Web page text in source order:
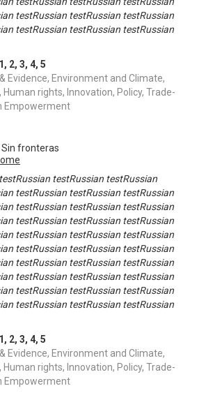
testRussian testRussian testRussian
testRussian testRussian testRussian
1 , 2, 3, 4, 5
Evidence, Environment and Climate,
Human rights, Innovation, Policy, Trade-
Empowerment
fronteras
testRussian testRussian
testRussian testRussian testRussian
testRussian testRussian testRussian
testRussian testRussian testRussian
testRussian testRussian testRussian
testRussian testRussian testRussian
testRussian testRussian testRussian
testRussian testRussian testRussian
testRussian testRussian testRussian
testRussian testRussian testRussian
1 , 2, 3, 4, 5
Evidence, Environment and Climate,
Human rights, Innovation, Policy, Trade-
Empowerment